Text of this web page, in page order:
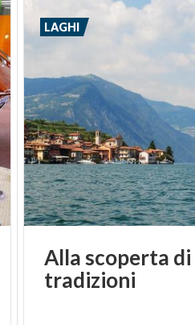
Alla scoperta di
tradizioni
LAGHI